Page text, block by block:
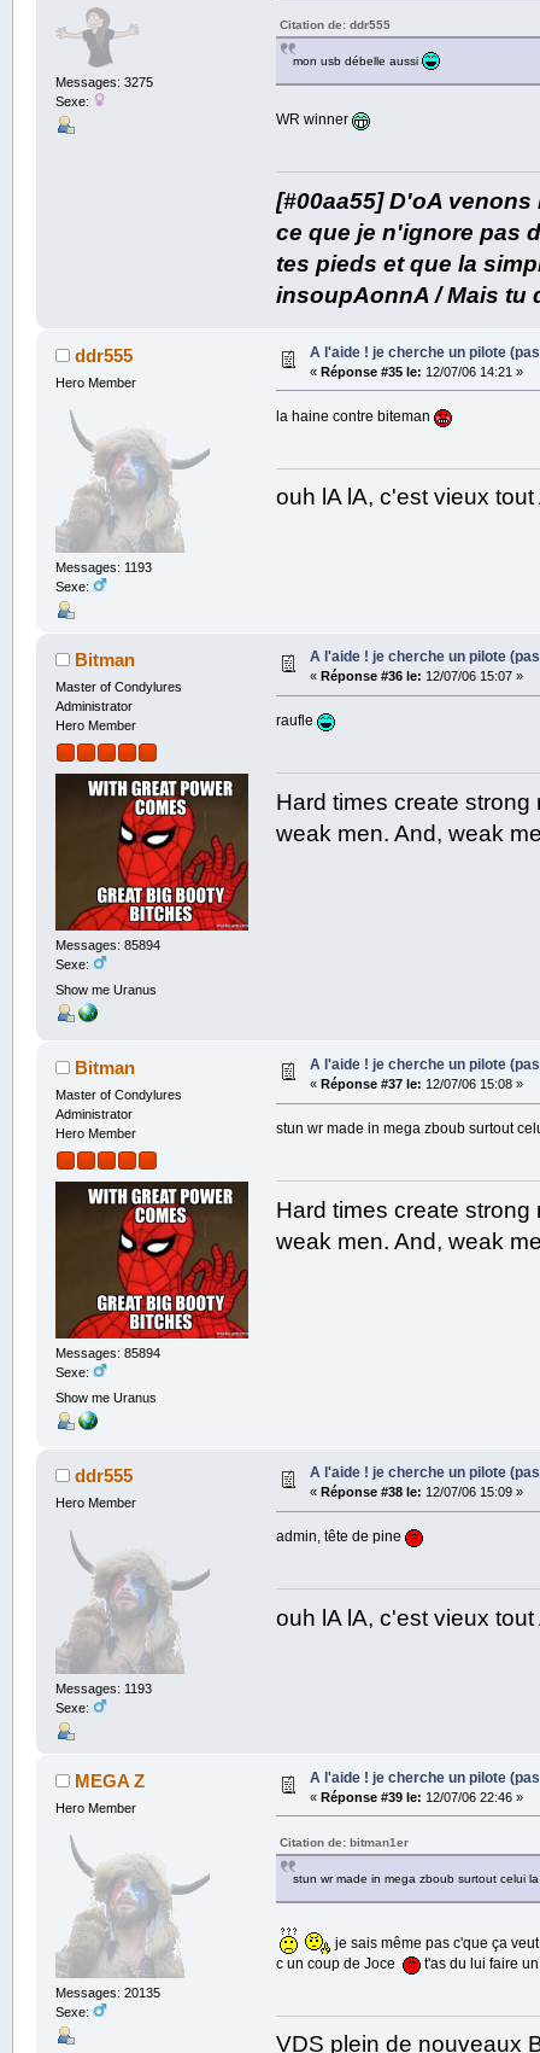
Messages: 3275
Sexe:
Citation de: ddr555
mon usb débelle aussi
WR winner
[#00aa55] D'oA
ce que je n'ignore pas
tes pieds et que la
insoupAonnA / Mais tu
ddr555
Hero Member
Messages: 1193
Sexe:
A l'aide ! je cherche un pilote
« Réponse #35 le: 12/07/06 14:21 »
la haine contre biteman
ouh lA lA, c'est vieux
Bitman
Master of Condylures
Administrator
Hero Member
Messages: 85894
Sexe:
Show me Uranus
A l'aide ! je cherche un pilote
« Réponse #36 le: 12/07/06 15:07 »
raufle
Hard times create
weak men. And, weak
Bitman
Master of Condylures
Administrator
Hero Member
Messages: 85894
Sexe:
Show me Uranus
A l'aide ! je cherche un pilote
« Réponse #37 le: 12/07/06 15:08 »
stun wr made in mega zboub surtout
Hard times create
weak men. And, weak
ddr555
Hero Member
Messages: 1193
Sexe:
A l'aide ! je cherche un pilote
« Réponse #38 le: 12/07/06 15:09 »
admin, tête de pine
ouh lA lA, c'est vieux
MEGA Z
Hero Member
Messages: 20135
Sexe:
A l'aide ! je cherche un pilote
« Réponse #39 le: 12/07/06 22:46 »
Citation de: bitman1er
stun wr made in mega zboub surtout celui
je sais même pas c'que ça
c un coup de Joce
t'as du lui faire
VDS plein de nouveaux